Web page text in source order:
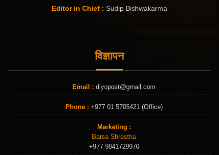
Editor in Chief : Sudip Bishwakarma
विज्ञापन
Email : diyopost@gmail.com
Phone : +977 01 5705421 (Office)
Marketing :
Barsa Shrestha
+977 9841729976